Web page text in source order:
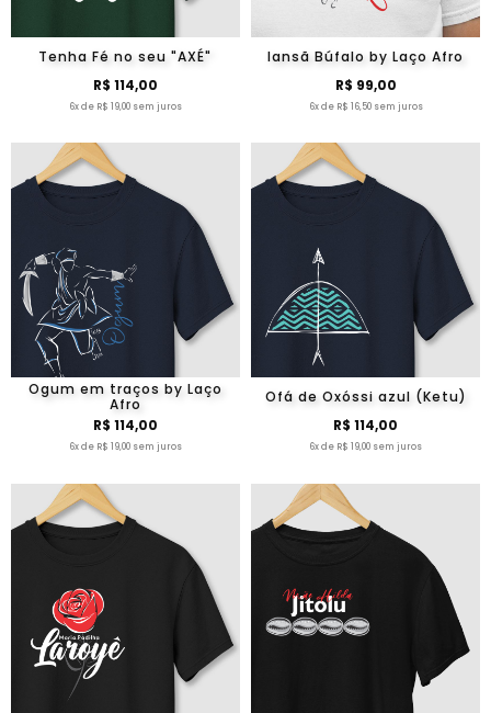
Tenha Fé no seu "AXÉ"
R$ 114,00
6x de R$ 19,00 sem juros
Iansã Búfalo by Laço Afro
R$ 99,00
6x de R$ 16,50 sem juros
Ogum em traços by Laço
Afro
R$ 114,00
6x de R$ 19,00 sem juros
Ofá de Oxóssi azul (Ketu)
R$ 114,00
6x de R$ 19,00 sem juros